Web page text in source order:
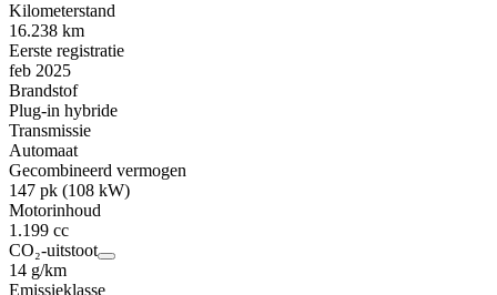
Kilometerstand
16.238 km
Eerste registratie
feb 2025
Brandstof
Plug-in hybride
Transmissie
Automaat
Gecombineerd vermogen
147 pk (108 kW)
Motorinhoud
1.199 cc
CO₂-uitstoot
14 g/km
Emissieklasse